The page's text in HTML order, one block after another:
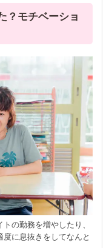
？モチベーショ
の勤務を増やしたり、
に息抜きをしてなんと